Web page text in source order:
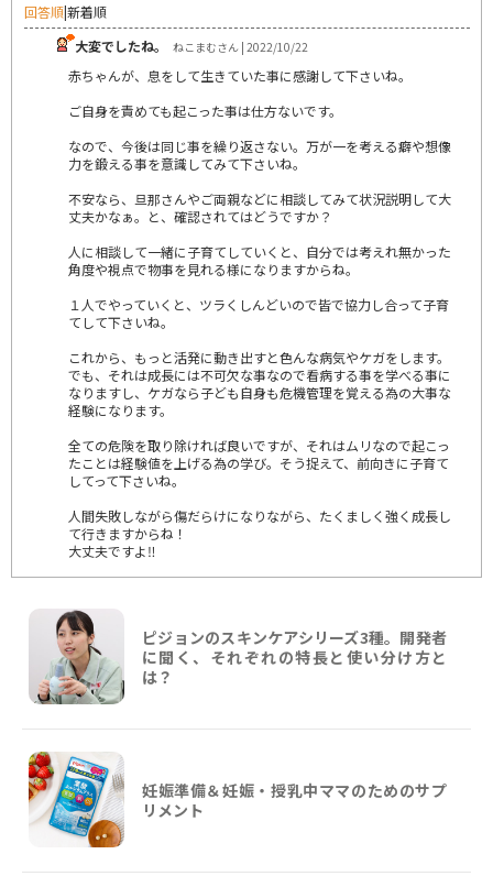
回答順|新着順
大変でしたね。
ねこまむさん | 2022/10/22
赤ちゃんが、息をして生きていた事に感謝して下さいね。
ご自身を責めても起こった事は仕方ないです。
なので、今後は同じ事を繰り返さない。万が一を考える癖や想像
力を鍛える事を意識してみて下さいね。
不安なら、旦那さんやご両親などに相談してみて状況説明して大
丈夫かなぁ。と、確認されてはどうですか？
人に相談して一緒に子育てしていくと、自分では考えれ無かった
角度や視点で物事を見れる様になりますからね。
１人でやっていくと、ツラくしんどいので皆で協力し合って子育
てして下さいね。
これから、もっと活発に動き出すと色んな病気やケガをします。
でも、それは成長には不可欠な事なので看病する事を学べる事に
なりますし、ケガなら子ども自身も危機管理を覚える為の大事な
経験になります。
全ての危険を取り除ければ良いですが、それはムリなので起こっ
たことは経験値を上げる為の学び。そう捉えて、前向きに子育て
してって下さいね。
人間失敗しながら傷だらけになりながら、たくましく強く成長し
て行きますからね！
大丈夫ですよ‼️
ピジョンのスキンケアシリーズ3種。開発者
に聞く、それぞれの特長と使い分け方と
は？
妊娠準備＆妊娠・授乳中ママのためのサプ
リメント